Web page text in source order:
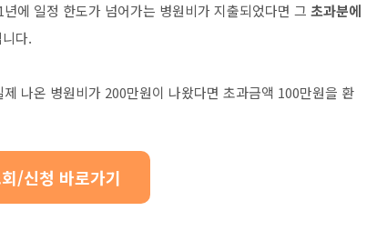
년에 일정 한도가 넘어가는 병원비가 지출되었다면 그 초과분에
니다.
제 나온 병원비가 200만원이 나왔다면 초과금액 100만원을 환
/신청 바로가기